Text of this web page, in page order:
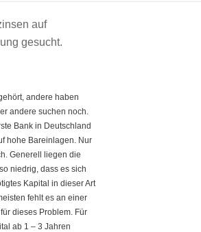
auf
gesucht.
andere haben
andere suchen noch.
Bank in Deutschland
hohe Bareinlagen. Nur
Generell liegen die
niedrig, dass es sich
Kapital in dieser Art
fehlt es an einer
dieses Problem. Für
ab 1 – 3 Jahren